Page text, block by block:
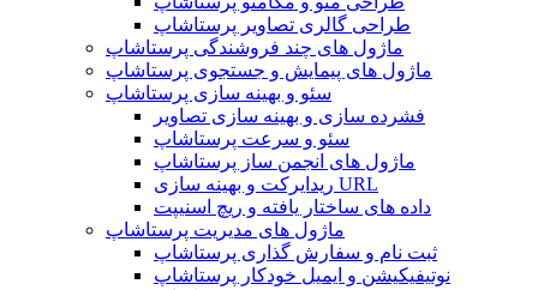
طراحی گالری تصاویر پرستاشاپ
ماژول های چند فروشندگی پرستاشاپ
ماژول های پیمایش و جستجوی پرستاشاپ
سئو و بهینه سازی پرستاشاپ
فشرده سازی و بهینه سازی تصاویر
سئو و سرعت پرستاشاپ
ماژول های انجمن ساز پرستاشاپ
ریدایرکت و بهینه سازی URL
داده های ساختار یافته و ریچ اسنیپت
ماژول های مدیریت پرستاشاپ
ثبت نام و سفارش گذاری پرستاشاپ
نوتیفیکیشن و ایمیل خودکار پرستاشاپ